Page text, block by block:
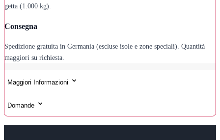
getta (1.000 kg).
Consegna
Spedizione gratuita in Germania (escluse isole e zone speciali). Quantità
maggiori su richiesta.
Maggiori Informazioni
Domande